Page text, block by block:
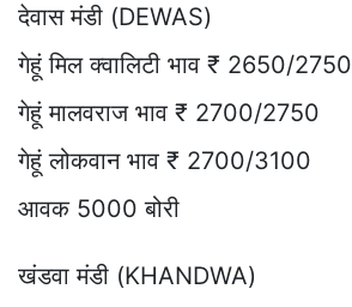
देवास मंडी (DEWAS)
गेहूं मिल क्वालिटी भाव ₹ 2650/2750
गेहूं मालवराज भाव ₹ 2700/2750
गेहूं लोकवान भाव ₹ 2700/3100
आवक 5000 बोरी
खंडवा मंडी (KHANDWA)